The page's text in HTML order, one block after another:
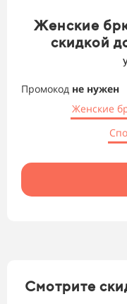
Женские
скидкой
Промокод не нужен
Женские
Смотрите